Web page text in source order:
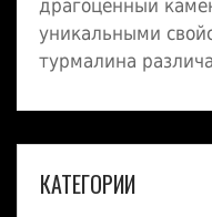
драгоценный
уникальными
турмалина
мы расскажем,
является самым
высоко
делают турмалин
КАТЕГОРИИ